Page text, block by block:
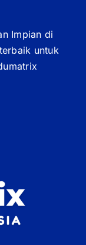
Impian di
untuk